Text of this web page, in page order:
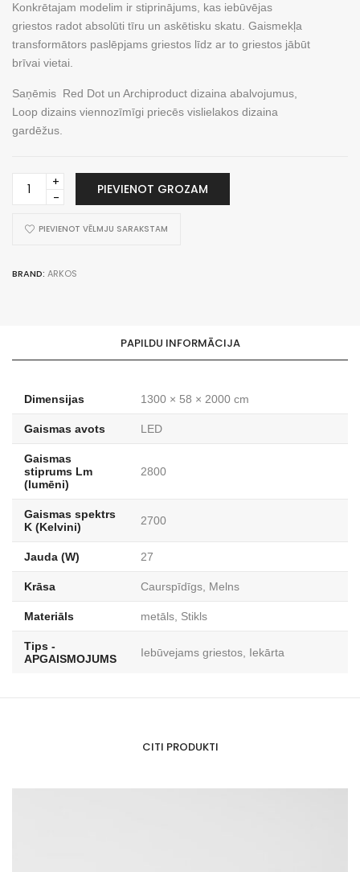
Konkrētajam modelim ir stiprinājums, kas iebūvējas
griestos radot absolūti tīru un askētisku skatu. Gaismekļa
transformātors paslēpjams griestos līdz ar to griestos jābūt
brīvai vietai.
Saņēmis Red Dot un Archiproduct dizaina abalvojumus,
Loop dizains viennozīmīgi priecēs vislielakos dizaina
gardēžus.
Loop
1300
PIEVIENOT GROZAM
PIEVIENOT VĒLMJU SARAKSTAM
BRAND: ARKOS
PAPILDU INFORMĀCIJA
Dimensijas 1300 × 58 × 2000 cm
Gaismas avots LED
Gaismas
stiprums Lm
(lumēni)
2800
Gaismas spektrs
K (Kelvini)
2700
Jauda (W) 27
Krāsa Caurspīdīgs, Melns
Materiāls metāls, Stikls
Tips -
APGAISMOJUMS
Iebūvejams griestos, Iekārta
CITI PRODUKTI